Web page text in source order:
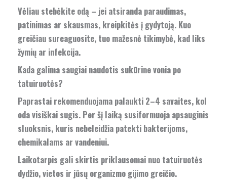
Vėliau stebėkite odą – jei atsiranda paraudimas,
patinimas ar skausmas, kreipkitės į gydytoją. Kuo
greičiau sureaguosite, tuo mažesnė tikimybė, kad liks
žymių ar infekcija.
Kada galima saugiai naudotis sukūrine vonia po
tatuiruotės?
Paprastai rekomenduojama palaukti 2–4 savaites, kol
oda visiškai sugis. Per šį laiką susiformuoja apsauginis
sluoksnis, kuris nebeleidžia patekti bakterijoms,
chemikalams ar vandeniui.
Laikotarpis gali skirtis priklausomai nuo tatuiruotės
dydžio, vietos ir jūsų organizmo gijimo greičio.